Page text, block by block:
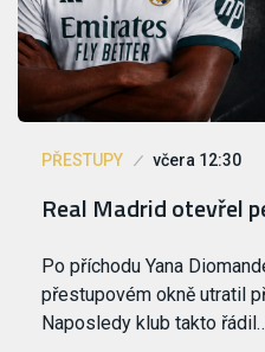
PŘESTUPY včera 12:30
Real Madrid otevřel
Po příchodu Yana
přestupovém okně utratil
Naposledy klub takto